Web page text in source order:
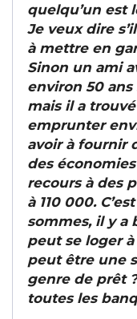
quelqu’un est
Je veux dire
à mettre en
Sinon un ami
environ 50
mais il a
emprunter
avoir à fournir
des
recours à des
à 110 000.
sommes, il y a
peut se loger
peut être une
genre de prêt
toutes les